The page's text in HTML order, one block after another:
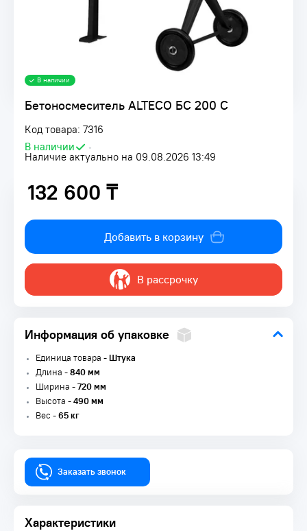
Бетоносмеситель ALTECO БС 200 С
Код товара: 7316
В наличии
•
Наличие актуально на 09.08.2026 13:49
В наличии
132 600 ₸
132 600 ₸
Добавить в корзину
В рассрочку
Информация об упаковке
Единица товара -Штука
Длина -840 мм
Ширина -720 мм
Высота -490 мм
Вес -65 кг
Заказать звонок
Характеристики